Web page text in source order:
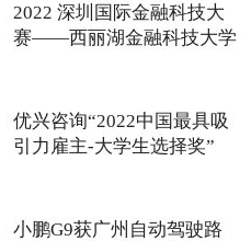
2022 深圳国际金融科技大
赛——西丽湖金融科技大学
优兴咨询“2022中国最具吸
引力雇主-大学生选择奖”
小鹏G9获广州自动驾驶路